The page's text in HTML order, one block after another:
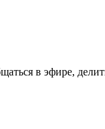
в эфире,